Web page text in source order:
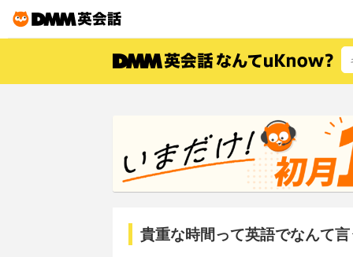
貴重な時間って英語でなんて